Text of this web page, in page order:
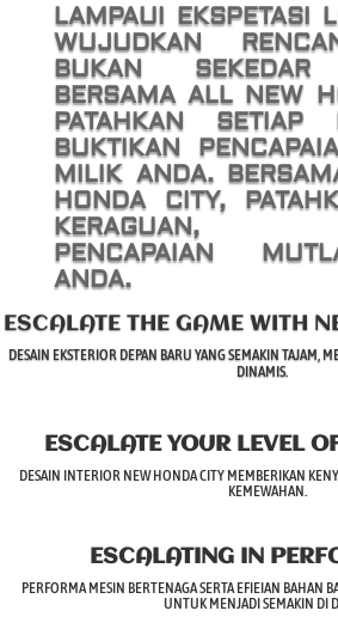
LAMPAUI EKSPETASI
WUJUDKAN
BUKAN SEKEDAR
BERSAMA ALL NEW
PATAHKAN SETIAP
BUKTIKAN
MILIK ANDA.
HONDA CITY,
KERAGUAN,
PENCAPAIAN
ANDA.
ESCALATE THE GAME WITH
DESAIN EKSTERIOR DEPAN BARU YANG SEMAKIN TAJAM,
DINAMIS.
ESCALATE YOUR LEVEL
DESAIN INTERIOR NEW HONDA CITY MEMBERIKAN
KEMEWAHAN.
ESCALATING IN
PERFORMA MESIN BERTENAGA SERTA EFIEIAN BAHAN
UNTUK MENJADI SEMAKIN DI